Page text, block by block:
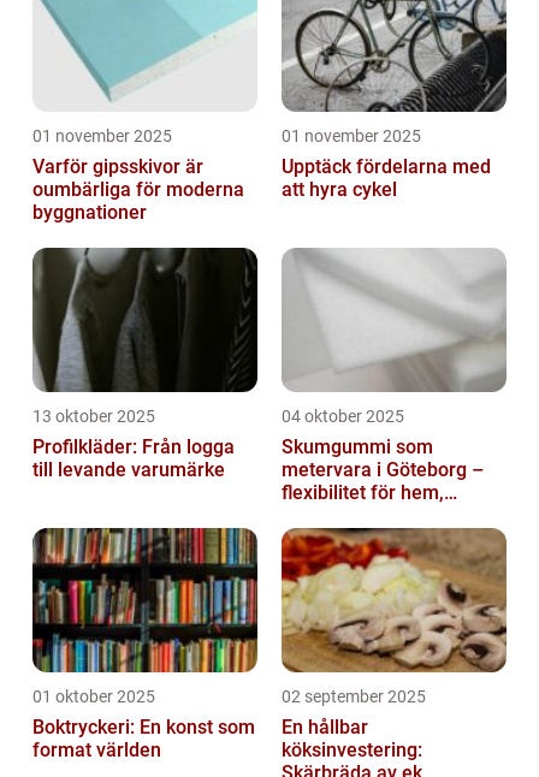
01 november 2025
Varför gipsskivor är
oumbärliga för moderna
byggnationer
01 november 2025
Upptäck fördelarna med
att hyra cykel
13 oktober 2025
Profilkläder: Från logga
till levande varumärke
04 oktober 2025
Skumgummi som
metervara i Göteborg –
flexibilitet för hem,
01 oktober 2025
Boktryckeri: En konst som
format världen
02 september 2025
En hållbar
köksinvestering:
Skärbräda av ek